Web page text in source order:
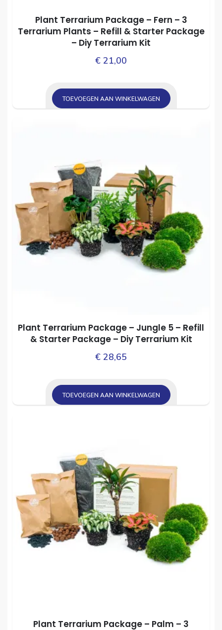
Plant Terrarium Package – Fern – 3
Terrarium Plants – Refill & Starter Package
– Diy Terrarium Kit
€ 21,00
TOEVOEGEN AAN WINKELWAGEN
Plant Terrarium Package – Jungle 5 – Refill
& Starter Package – Diy Terrarium Kit
€ 28,65
TOEVOEGEN AAN WINKELWAGEN
Plant Terrarium Package – Palm – 3